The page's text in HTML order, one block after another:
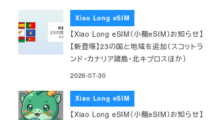
Xiao Long eSIM
【Xiao Long eSIM（小龍eSIM）お知らせ】
【新登場】23の国と地域を追加（スコットラ
ンド・カナリア諸島・北キプロスほか）
2026-07-30
Xiao Long eSIM
【Xiao Long eSIM（小龍eSIM）お知らせ】